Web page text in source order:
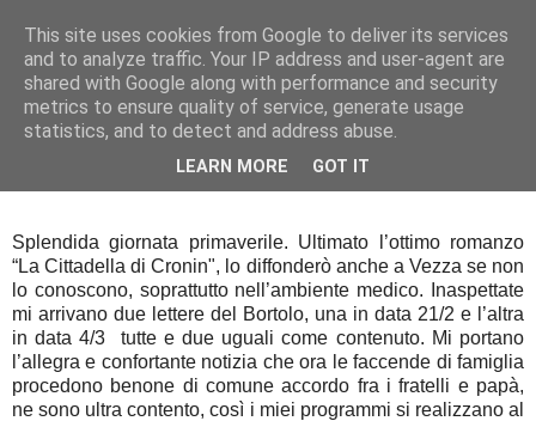
Diario di guerra
sabato 12 aprile 2014
12 aprile 1944
Splendida giornata primaverile. Ultimato l’ottimo romanzo
“La Cittadella di Cronin", lo diffonderò anche a Vezza se non
lo conoscono, soprattutto nell’ambiente medico. Inaspettate
mi arrivano due lettere del Bortolo, una in data 21/2 e l’altra
in data 4/3 tutte e due uguali come contenuto. Mi portano
l’allegra e confortante notizia che ora le faccende di famiglia
procedono benone di comune accordo fra i fratelli e papà,
ne sono ultra contento, così i miei programmi si realizzano al
This site uses cookies from Google to deliver its services
and to analyze traffic. Your IP address and user-agent are
shared with Google along with performance and security
metrics to ensure quality of service, generate usage
statistics, and to detect and address abuse.
LEARN MORE GOT IT